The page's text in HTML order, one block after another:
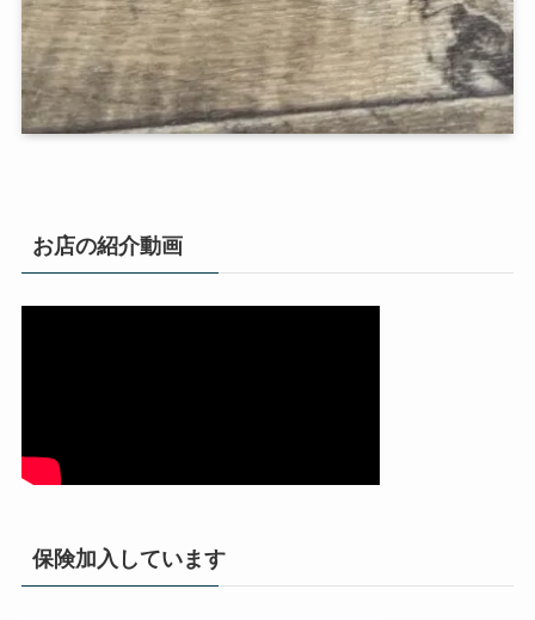
お店の紹介動画
保険加入しています